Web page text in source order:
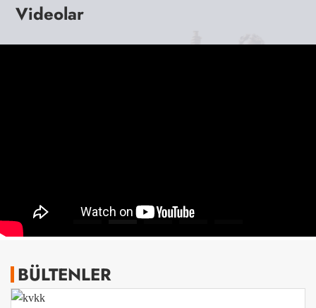
Videolar
BÜLTENLER